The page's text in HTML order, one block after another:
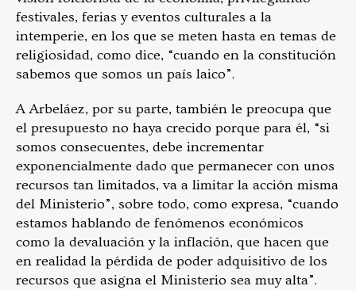
festivales, ferias y eventos culturales a la
intemperie, en los que se meten hasta en temas de
religiosidad, como dice, “cuando en la constitución
sabemos que somos un país laico”.
A Arbeláez, por su parte, también le preocupa que
el presupuesto no haya crecido porque para él, “si
somos consecuentes, debe incrementar
exponencialmente dado que permanecer con unos
recursos tan limitados, va a limitar la acción misma
del Ministerio”, sobre todo, como expresa, “cuando
estamos hablando de fenómenos económicos
como la devaluación y la inflación, que hacen que
en realidad la pérdida de poder adquisitivo de los
recursos que asigna el Ministerio sea muy alta”.